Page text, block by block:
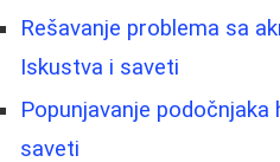
Rešavanje problema sa
Iskustva i saveti
Popunjavanje
saveti